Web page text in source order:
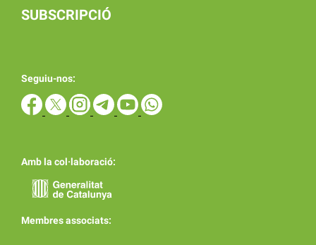
SUBSCRIPCIÓ
Seguiu-nos:
Amb la col·laboració:
Membres associats: